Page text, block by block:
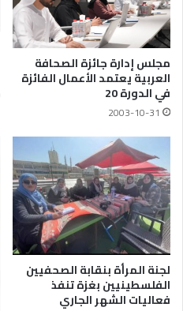
مجلس إدارة جائزة الصحافة
العربية يعتمد الأعمال الفائزة
في الدورة 20
2003-10-31
لجنة المرأة بنقابة الصحفيين
الفلسطينيين بغزة تنفذ
فعاليات الشهر الجاري